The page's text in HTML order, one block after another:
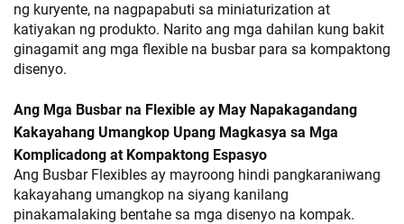
ng kuryente, na nagpapabuti sa miniaturization at
katiyakan ng produkto. Narito ang mga dahilan kung bakit
ginagamit ang mga flexible na busbar para sa kompaktong
disenyo.
Ang Mga Busbar na Flexible ay May Napakagandang
Kakayahang Umangkop Upang Magkasya sa Mga
Komplicadong at Kompaktong Espasyo
Ang Busbar Flexibles ay mayroong hindi pangkaraniwang
kakayahang umangkop na siyang kanilang
pinakamalaking bentahe sa mga disenyo na kompak.